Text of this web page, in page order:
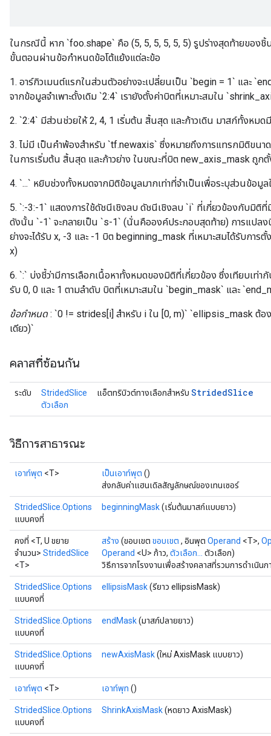
ในกรณีนี้ หาก `foo.shape` คือ (5, 5, 5, 5, 5, 5) รูปร่างสุดท้ายของชิ้น
ขั้นตอนผ่านข้อกำหนดข้อโต้แย้งแต่ละข้อ
1. อาร์กิวเมนต์แรกในส่วนตัวอย่างจะเปลี่ยนเป็น `begin = 1` และ
จากข้อมูลจำเพาะดั้งเดิม `2:4` เรายังตั้งค่าบิตที่เหมาะสมใน
2. `2:4` มีส่วนช่วยให้ 2, 4, 1 เริ่มต้น สิ้นสุด และก้าวเดิน มาสก์ทั้งห
3. ไม่มี เป็นคำพ้องสำหรับ `tf.newaxis` ซึ่งหมายถึงการแทรกมิติขนา
ในการเริ่มต้น สิ้นสุด และก้าวย่าง ในขณะที่บิต new_axis_mask ถูกตั้
4. `...` หยิบช่วงทั้งหมดจากมิติข้อมูลมากเท่าที่จำเป็นเพื่อระบุส่วนข้อ
5. `:-3:-1` แสดงการใช้ดัชนีเชิงลบ ดัชนีเชิงลบ `i` ที่เกี่ยวข้องกับมิติ
ดังนั้น `-1` จะกลายเป็น `s-1` (นั่นคือองค์ประกอบสุดท้าย) การแปล
ย่างจะได้รับ x, -3 และ -1 บิต beginning_mask ที่เหมาะสมได้รับการ
x)
6. `:` บ่งชี้ว่ามีการเลือกเนื้อหาทั้งหมดของมิติที่เกี่ยวข้อง ซึ่งเทียบเท่า
รับ 0, 0 และ 1 ตามลำดับ บิตที่เหมาะสมใน `begin_mask` และ
ข้อกำหนด: `0 != strides[i] สำหรับ i ใน [0, m)` `ellipsis_mask ต้อ
เดียว)`
คลาสที่ซ้อนกัน
ระดับ
StridedSlice
ตัวเลือก
แอ็ตทริบิวต์ทางเลือกสำหรับ StridedSlice
วิธีการสาธารณะ
เอาท์พุต <T> เป็นเอาท์พุต ()
ส่งกลับค่าแฮนเดิลสัญลักษณ์ของเทนเซอร์
StridedSlice.Options
แบบคงที่
beginningMask(เริ่มต้นมาสก์แบบยาว)
คงที่ <T, U ขยาย
จำนวน> StridedSlice
<T>
สร้าง (ขอบเขต ขอบเขต , อินพุต Operand <T>,
Operand <U> ก้าว, ตัวเลือก...
ตัวเลือก)
วิธีการจากโรงงานเพื่อสร้างคลาสที่รวมการดำเนิน
StridedSlice.Options
แบบคงที่
ellipsisMask(รียาว ellipsisMask)
StridedSlice.Options
แบบคงที่
endMask(มาสก์ปลายยาว)
StridedSlice.Options
แบบคงที่
newAxisMask(ใหม่ AxisMask แบบยาว)
เอาท์พุต <T> เอาท์พุท ()
StridedSlice.Options
แบบคงที่
ShrinkAxisMask(หดยาว AxisMask)